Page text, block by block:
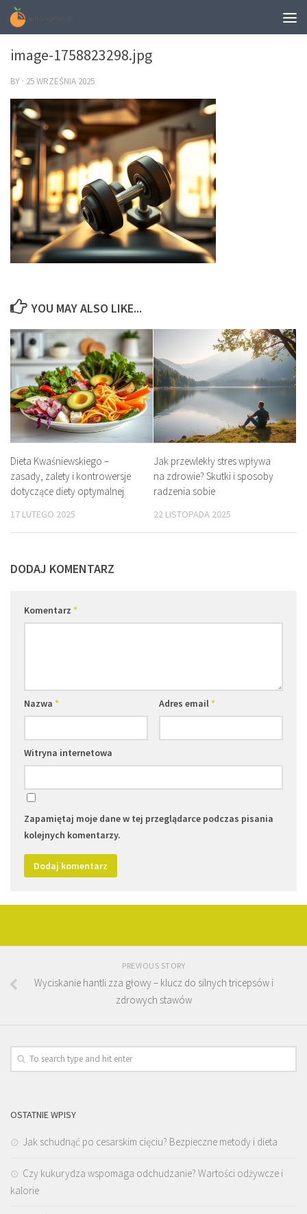
0
image-1758823298.jpg
BY · 25 WRZEŚNIA 2025
YOU MAY ALSO LIKE...
Dieta Kwaśniewskiego –
zasady, zalety i kontrowersje
dotyczące diety optymalnej
17 LUTEGO 2025
Jak przewlekły stres wpływa
na zdrowie? Skutki i sposoby
radzenia sobie
22 LISTOPADA 2025
DODAJ KOMENTARZ
Komentarz *
Nazwa * Adres email*
Witryna internetowa
Zapamiętaj moje dane w tej przeglądarce podczas pisania
kolejnych komentarzy.
PREVIOUS STORY
Wyciskanie hantli zza głowy – klucz do silnych tricepsów i
zdrowych stawów
OSTATNIE WPISY
Jak schudnąć po cesarskim cięciu? Bezpieczne metody i dieta
Czy kukurydza wspomaga odchudzanie? Wartości odżywcze i
kalorie